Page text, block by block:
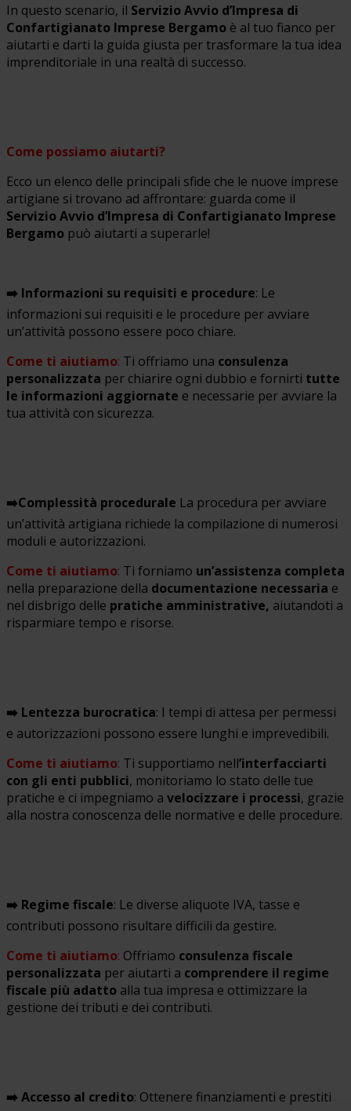
In questo scenario, il Servizio Avvio d’Impresa di
Confartigianato Imprese Bergamo è al tuo fianco per
aiutarti e darti la guida giusta per trasformare la tua idea
imprenditoriale in una realtà di successo.
Come possiamo aiutarti?
Ecco un elenco delle principali sfide che le nuove imprese
artigiane si trovano ad affrontare: guarda come il
Servizio Avvio d’Impresa di Confartigianato Imprese
Bergamo può aiutarti a superarle!
➡️ Informazioni su requisiti e procedure: Le
informazioni sui requisiti e le procedure per avviare
un’attività possono essere poco chiare.
Come ti aiutiamo: Ti offriamo una consulenza
personalizzata per chiarire ogni dubbio e fornirti tutte
le informazioni aggiornate e necessarie per avviare la
tua attività con sicurezza.
➡️Complessità procedurale La procedura per avviare
un’attività artigiana richiede la compilazione di numerosi
moduli e autorizzazioni.
Come ti aiutiamo: Ti forniamo un’assistenza completa
nella preparazione della documentazione necessaria e
nel disbrigo delle pratiche amministrative, aiutandoti a
risparmiare tempo e risorse.
➡️ Lentezza burocratica: I tempi di attesa per permessi
e autorizzazioni possono essere lunghi e imprevedibili.
Come ti aiutiamo: Ti supportiamo nell’interfacciarti
con gli enti pubblici, monitoriamo lo stato delle tue
pratiche e ci impegniamo a velocizzare i processi, grazie
alla nostra conoscenza delle normative e delle procedure.
➡️ Regime fiscale: Le diverse aliquote IVA, tasse e
contributi possono risultare difficili da gestire.
Come ti aiutiamo: Offriamo consulenza fiscale
personalizzata per aiutarti a comprendere il regime
fiscale più adatto alla tua impresa e ottimizzare la
gestione dei tributi e dei contributi.
➡️ Accesso al credito: Ottenere finanziamenti e prestiti